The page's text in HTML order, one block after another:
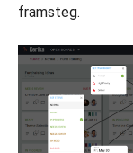
framsteg.